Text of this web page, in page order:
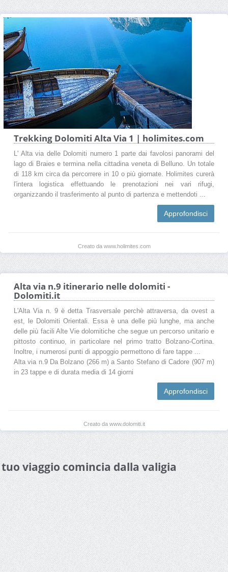
Trekking Dolomiti Alta Via 1 | holimites.com
L' Alta via delle Dolomiti numero 1 parte dai favolosi panorami del
lago di Braies e termina nella cittadina veneta di Belluno. Un totale
di 118 km circa da percorrere in 10 o più giornate. Holimites curerà
l'intera logistica effettuando le prenotazioni nei vari rifugi,
organizzando il trasferimento al punto di partenza e mettendoti ...
Approfondisci
Creato da www.holimites.com
Alta via n.9 itinerario nelle dolomiti -
Dolomiti.it
L'Alta Via n. 9 è detta Trasversale perchè attraversa, da ovest a
est, le Dolomiti Orientali. Essa è una delle più lunghe, ma anche
delle più facili Alte Vie dolomitiche che segue un percorso unitario e
pittosto continuo, in particolare nel primo tratto Bolzano-Cortina.
Inoltre, i numerosi punti di appoggio permettono di fare tappe ...
Alta via n.9 Da Bolzano (266 m) a Santo Stefano di Cadore (907 m)
in 23 tappe e di durata media di 14 giorni
Approfondisci
Creato da www.dolomiti.it
viaggio comincia dalla valigia